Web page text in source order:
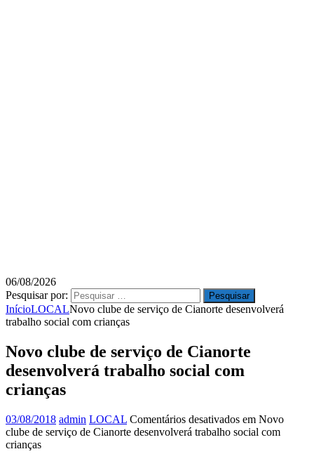
06/08/2026
Pesquisar por:
InícioLOCALNovo clube de serviço de Cianorte desenvolverá
trabalho social com crianças
Novo clube de serviço de Cianorte
desenvolverá trabalho social com
crianças
03/08/2018 admin LOCAL Comentários desativados em Novo
clube de serviço de Cianorte desenvolverá trabalho social com
crianças